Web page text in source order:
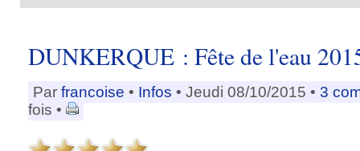
DUNKERQUE : Fête de l'eau
Par francoise • Infos • Jeudi 08/10/2015 • 3
fois •